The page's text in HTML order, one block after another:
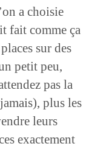
a choisie
fait comme ça
sur des
petit peu,
pas la
plus les
leurs
exactement